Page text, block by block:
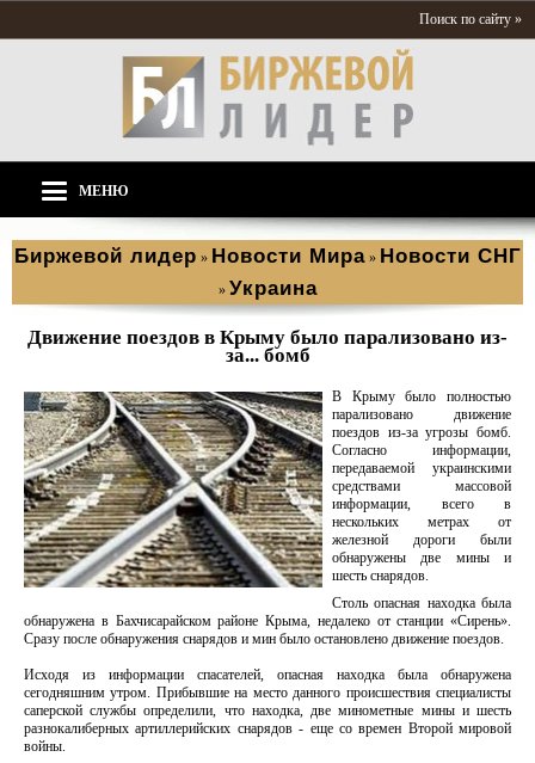
Поиск по сайту »
МЕНЮ
Биржевой лидер » Новости Мира » Новости СНГ
» Украина
Движение поездов в Крыму было парализовано из-
за... бомб
В Крыму было полностью
парализовано движение
поездов из-за угрозы бомб.
Согласно информации,
передаваемой украинскими
средствами массовой
информации, всего в
нескольких метрах от
железной дороги были
обнаружены две мины и
шесть снарядов.
Столь опасная находка была
обнаружена в Бахчисарайском районе Крыма, недалеко от станции «Сирень».
Сразу после обнаружения снарядов и мин было остановлено движение поездов.
Исходя из информации спасателей, опасная находка была обнаружена
сегодняшним утром. Прибывшие на место данного происшествия специалисты
саперской службы определили, что находка, две минометные мины и шесть
разнокалиберных артиллерийских снарядов - еще со времен Второй мировой
войны.